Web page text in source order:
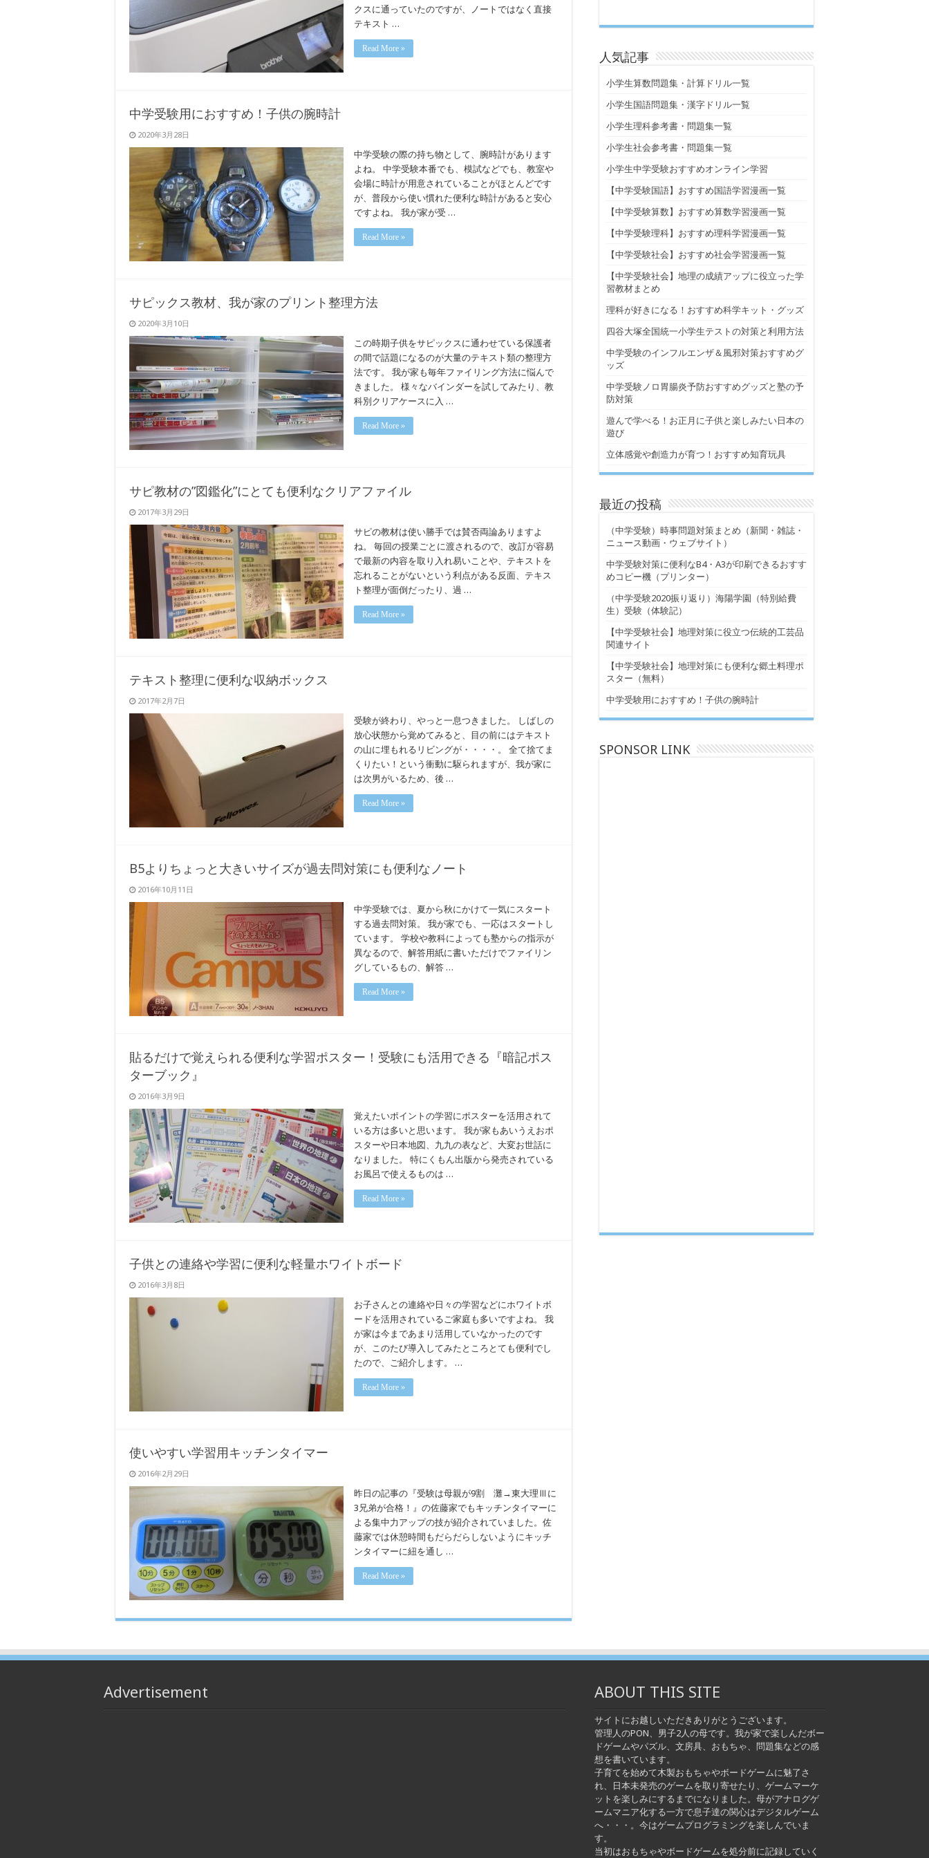
クスに通っていたのですが、ノートではなく直接
テキスト …
Read More »
中学受験用におすすめ！子供の腕時計
2020年3月28日
中学受験の際の持ち物として、腕時計があります
よね。 中学受験本番でも、模試などでも、教室や
会場に時計が用意されていることがほとんどです
が、普段から使い慣れた便利な時計があると安心
ですよね。 我が家が受 …
Read More »
サピックス教材、我が家のプリント整理方法
2020年3月10日
この時期子供をサピックスに通わせている保護者
の間で話題になるのが大量のテキスト類の整理方
法です。 我が家も毎年ファイリング方法に悩んで
きました。 様々なバインダーを試してみたり、教
科別クリアケースに入 …
Read More »
サピ教材の”図鑑化”にとても便利なクリアファイル
2017年3月29日
サピの教材は使い勝手では賛否両論ありますよ
ね。 毎回の授業ごとに渡されるので、改訂が容易
で最新の内容を取り入れ易いことや、テキストを
忘れることがないという利点がある反面、テキス
ト整理が面倒だったり、過 …
Read More »
テキスト整理に便利な収納ボックス
2017年2月7日
受験が終わり、やっと一息つきました。 しばしの
放心状態から覚めてみると、目の前にはテキスト
の山に埋もれるリビングが・・・・。 全て捨てま
くりたい！という衝動に駆られますが、我が家に
は次男がいるため、後 …
Read More »
B5よりちょっと大きいサイズが過去問対策にも便利なノート
2016年10月11日
中学受験では、夏から秋にかけて一気にスタート
する過去問対策。 我が家でも、一応はスタートし
ています。 学校や教科によっても塾からの指示が
異なるので、解答用紙に書いただけでファイリン
グしているもの、解答 …
Read More »
貼るだけで覚えられる便利な学習ポスター！受験にも活用できる『暗記ポス
ターブック』
2016年3月9日
覚えたいポイントの学習にポスターを活用されて
いる方は多いと思います。 我が家もあいうえおポ
スターや日本地図、九九の表など、大変お世話に
なりました。 特にくもん出版から発売されている
お風呂で使えるものは …
Read More »
子供との連絡や学習に便利な軽量ホワイトボード
2016年3月8日
お子さんとの連絡や日々の学習などにホワイトボ
ードを活用されているご家庭も多いですよね。 我
が家は今まであまり活用していなかったのです
が、このたび導入してみたところとても便利でし
たので、ご紹介します。 …
Read More »
使いやすい学習用キッチンタイマー
2016年2月29日
昨日の記事の『受験は母親が9割 灘→東大理Ⅲに
3兄弟が合格！』の佐藤家でもキッチンタイマーに
よる集中力アップの技が紹介されていました。佐
藤家では休憩時間もだらだらしないようにキッチ
ンタイマーに紐を通し …
Read More »
人気記事
小学生算数問題集・計算ドリル一覧
小学生国語問題集・漢字ドリル一覧
小学生理科参考書・問題集一覧
小学生社会参考書・問題集一覧
小学生中学受験おすすめオンライン学習
【中学受験国語】おすすめ国語学習漫画一覧
【中学受験算数】おすすめ算数学習漫画一覧
【中学受験理科】おすすめ理科学習漫画一覧
【中学受験社会】おすすめ社会学習漫画一覧
【中学受験社会】地理の成績アップに役立った学
習教材まとめ
理科が好きになる！おすすめ科学キット・グッズ
四谷大塚全国統一小学生テストの対策と利用方法
中学受験のインフルエンザ＆風邪対策おすすめグ
ッズ
中学受験ノロ胃腸炎予防おすすめグッズと塾の予
防対策
遊んで学べる！お正月に子供と楽しみたい日本の
遊び
立体感覚や創造力が育つ！おすすめ知育玩具
最近の投稿
（中学受験）時事問題対策まとめ（新聞・雑誌・
ニュース動画・ウェブサイト）
中学受験対策に便利なB4・A3が印刷できるおすす
めコピー機（プリンター）
（中学受験2020振り返り）海陽学園（特別給費
生）受験（体験記）
【中学受験社会】地理対策に役立つ伝統的工芸品
関連サイト
【中学受験社会】地理対策にも便利な郷土料理ポ
スター（無料）
中学受験用におすすめ！子供の腕時計
SPONSOR LINK
Advertisement ABOUT THIS SITE
サイトにお越しいただきありがとうございます。
管理人のPON、男子2人の母です。我が家で楽しんだボー
ドゲームやパズル、文房具、おもちゃ、問題集などの感
想を書いています。
子育てを始めて木製おもちゃやボードゲームに魅了さ
れ、日本未発売のゲームを取り寄せたり、ゲームマーケ
ットを楽しみにするまでになりました。母がアナログゲ
ームマニア化する一方で息子達の関心はデジタルゲーム
へ・・・。今はゲームプログラミングを楽しんでいま
す。
当初はおもちゃやボードゲームを処分前に記録していく